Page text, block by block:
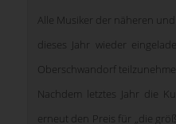
Alle Musiker der näheren
dieses Jahr wieder
Oberschwandorf
Nachdem letztes Jahr die
erneut den Preis für „die